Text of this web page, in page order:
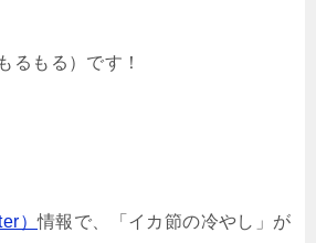
るもる）です！
）情報で、「イカ節の冷やし」が